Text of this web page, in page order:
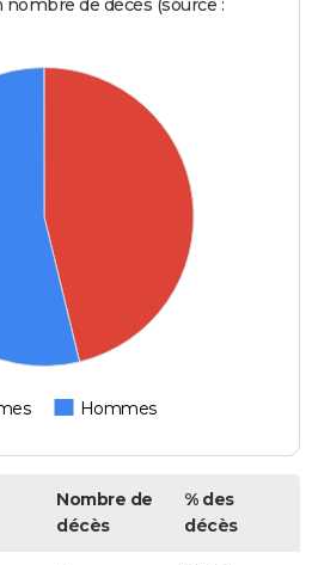
de décès (source :
Hommes
Nombre de
décès
% des
décès